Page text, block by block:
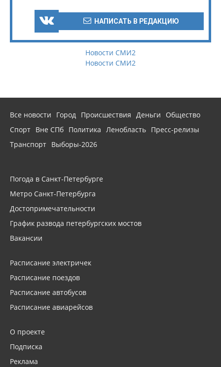
НАПИСАТЬ В РЕДАКЦИЮ
Новости СМИ2
Новости СМИ2
Все новости Город Происшествия Деньги
Общество
Спорт Вне СПб Политика Ленобласть Пресс-релизы
Транспорт Выборы-2026
Погода в Санкт-Петербурге
Метро Санкт-Петербурга
Достопримечательности
График развода петербургских мостов
Вакансии
Расписание электричек
Расписание поездов
Расписание автобусов
Расписание авиарейсов
О проекте
Подписка
Реклама